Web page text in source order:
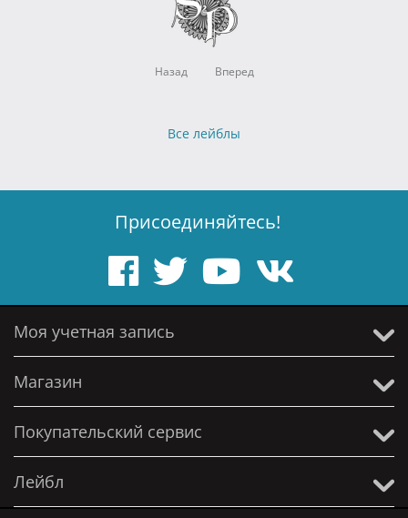
Назад Вперед
Все лейблы
Присоединяйтесь!
Моя учетная запись
Магазин
Покупательский сервис
Лейбл